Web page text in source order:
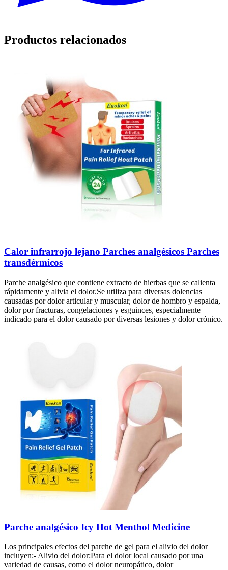
Productos relacionados
Calor infrarrojo lejano Parches analgésicos Parches
transdérmicos
Parche analgésico que contiene extracto de hierbas que se calienta
rápidamente y alivia el dolor.Se utiliza para diversas dolencias
causadas por dolor articular y muscular, dolor de hombro y espalda,
dolor por fracturas, congelaciones y esguinces, especialmente
indicado para el dolor causado por diversas lesiones y dolor crónico.
Parche analgésico Icy Hot Menthol Medicine
Los principales efectos del parche de gel para el alivio del dolor
incluyen:- Alivio del dolor:Para el dolor local causado por una
variedad de causas, como el dolor neuropático, dolor